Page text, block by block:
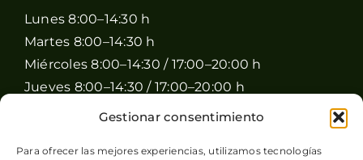
Gestionar consentimiento
Para ofrecer las mejores experiencias, utilizamos tecnologías
Lunes 8:00–14:30 h
Martes 8:00–14:30 h
Miércoles 8:00–14:30 / 17:00–20:00 h
Jueves 8:00–14:30 / 17:00–20:00 h
Viernes 8:00–14:30 / 17:00–20:00 h
Domingo Cerrado